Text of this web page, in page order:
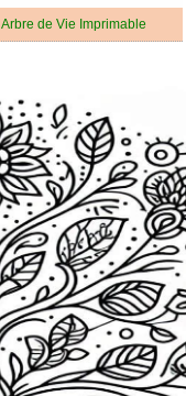
Arbre de Vie Imprimable